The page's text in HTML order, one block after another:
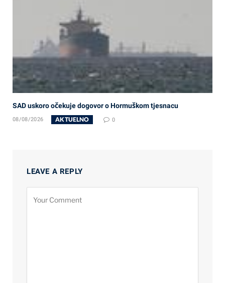
SAD uskoro očekuje dogovor o Hormuškom tjesnacu
08/08/2026 AKTUELNO 0
LEAVE A REPLY